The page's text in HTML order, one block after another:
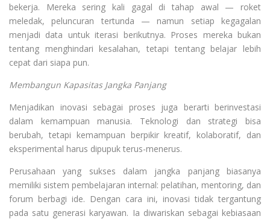
bekerja. Mereka sering kali gagal di tahap awal — roket
meledak, peluncuran tertunda — namun setiap kegagalan
menjadi data untuk iterasi berikutnya. Proses mereka bukan
tentang menghindari kesalahan, tetapi tentang belajar lebih
cepat dari siapa pun.
Membangun Kapasitas Jangka Panjang
Menjadikan inovasi sebagai proses juga berarti berinvestasi
dalam kemampuan manusia. Teknologi dan strategi bisa
berubah, tetapi kemampuan berpikir kreatif, kolaboratif, dan
eksperimental harus dipupuk terus-menerus.
Perusahaan yang sukses dalam jangka panjang biasanya
memiliki sistem pembelajaran internal: pelatihan, mentoring, dan
forum berbagi ide. Dengan cara ini, inovasi tidak tergantung
pada satu generasi karyawan. Ia diwariskan sebagai kebiasaan